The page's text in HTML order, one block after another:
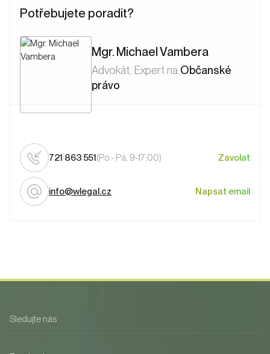
Potřebujete poradit?
Mgr. Michael Vambera
Advokát , Expert na Občanské
právo
721 863 551(Po - Pá, 9-17:00) Zavolat
info@wlegal.cz Napsat email
Sledujte nás